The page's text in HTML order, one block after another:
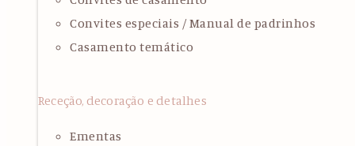
Convites especiais / Manual de padrinhos
Casamento temático
Receção, decoração e detalhes
Ementas